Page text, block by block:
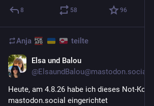
8 58 96
Anja teilte
Elsa und Balou
@ElsaundBalou@mastodon.social
Heute, am 4.8.26 habe ich dieses Not-
mastodon.social eingerichtet